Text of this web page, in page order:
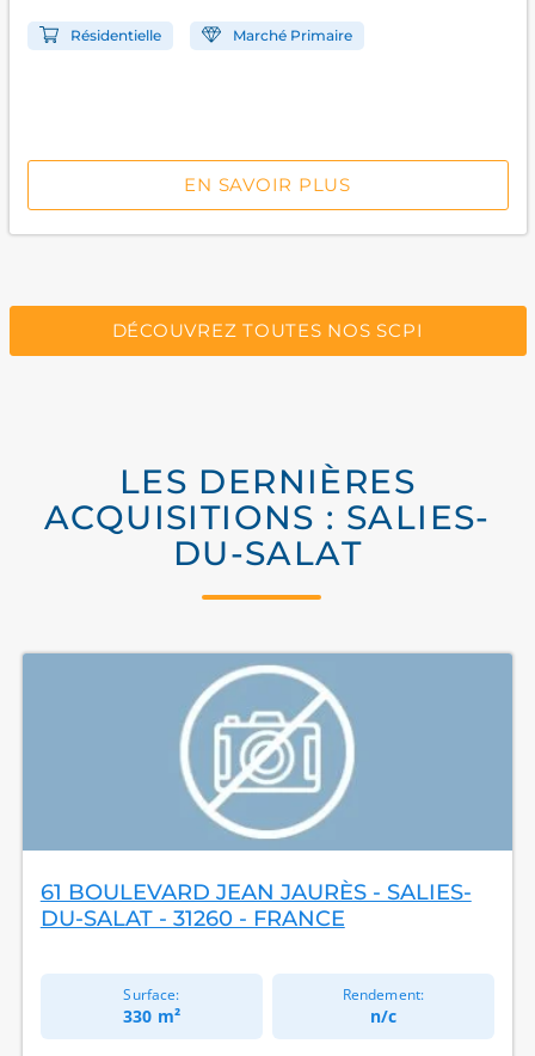
Résidentielle Marché Primaire
EN SAVOIR PLUS
DÉCOUVREZ TOUTES NOS SCPI
LES DERNIÈRES
ACQUISITIONS : SALIES-
DU-SALAT
61 BOULEVARD JEAN JAURÈS - SALIES-
DU-SALAT - 31260 - FRANCE
Surface:
330 m²
Rendement:
n/c